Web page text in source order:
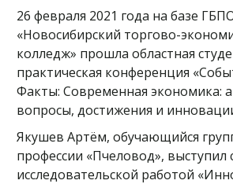
26 февраля 2021 года на базе
«Новосибирский торгово-
колледж» прошла областная
практическая конференция
Факты: Современная экономика:
вопросы, достижения и
Якушев Артём, обучающийся
профессии «Пчеловод», выступил
исследовательской работой